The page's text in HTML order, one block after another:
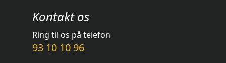
Kontakt os
Ring til os på telefon
93 10 10 96